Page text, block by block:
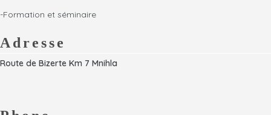
-Formation et séminaire
Adresse
Route de Bizerte Km 7 Mnihla